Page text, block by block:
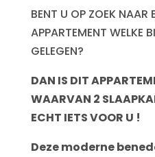
BENT U OP ZOEK NAAR
APPARTEMENT WELKE
GELEGEN?
DAN IS DIT
WAARVAN 2
ECHT IETS VOOR U !
Deze moderne